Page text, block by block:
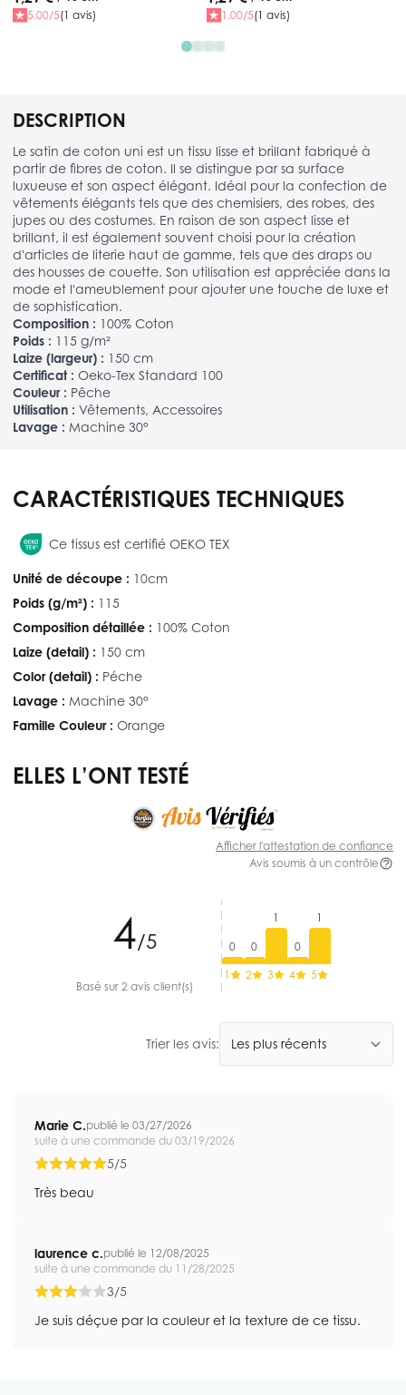
DESCRIPTION
Le satin de coton uni est un tissu lisse et brillant fabriqué à
partir de fibres de coton. Il se distingue par sa surface
luxueuse et son aspect élégant. Idéal pour la confection de
vêtements élégants tels que des chemisiers, des robes, des
jupes ou des costumes. En raison de son aspect lisse et
brillant, il est également souvent choisi pour la création
d'articles de literie haut de gamme, tels que des draps ou
des housses de couette. Son utilisation est appréciée dans la
mode et l'ameublement pour ajouter une touche de luxe et
de sophistication.
Composition : 100% Coton
Poids : 115 g/m²
Laize (largeur) : 150 cm
Certificat : Oeko-Tex Standard 100
Couleur : Pêche
Utilisation : Vêtements, Accessoires
Lavage : Machine 30°
5.00/5(1 avis)
1.00/5(1 avis)
CARACTÉRISTIQUES TECHNIQUES
Ce tissus est certifié OEKO TEX
Unité de découpe : 10cm
Poids (g/m²) : 115
Composition détaillée : 100% Coton
Laize (detail) : 150 cm
Color (detail) : Péche
Lavage : Machine 30°
Famille Couleur : Orange
ELLES L’ONT TESTÉ
Afficher l'attestation de confiance
Avis soumis à un contrôle
4/5
Basé sur 2 avis client(s)
0
1
0
2
1
3
0
4
1
5
Trier les avis:
Marie C.publié le 03/27/2026
suite à une commande du 03/19/2026
5/5
Très beau
laurence c.publié le 12/08/2025
suite à une commande du 11/28/2025
3/5
Je suis déçue par la couleur et la texture de ce tissu.